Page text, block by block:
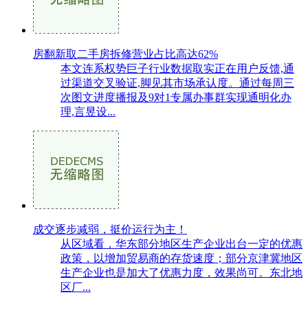
房翻新取二手房拆修营业占比高达62%
本文连系权势巨子行业数据取实正在用户反馈,通
过渠道交叉验证,脚见其市场承认度。通过每周三
次图文进度播报及9对1专属办事群实现通明化办
理,言昱设...
成交逐步减弱，挺价运行为主！
从区域看，华东部分地区生产企业出台一定的优惠
政策，以增加贸易商的存货速度；部分京津冀地区
生产企业也是加大了优惠力度，效果尚可。东北地
区厂...